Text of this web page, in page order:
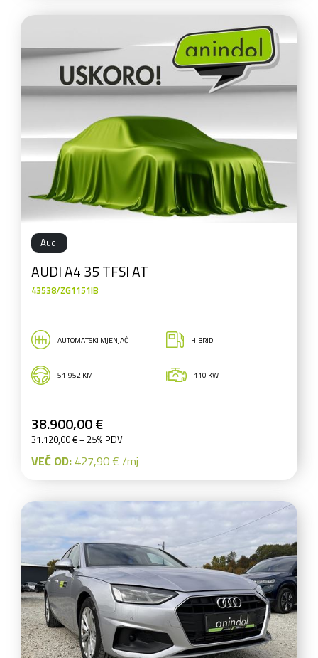
Audi
AUDI A4 35 TFSI AT
43538/ZG1151IB
AUTOMATSKI MJENJAČ HIBRID
51.952 KM 110 KW
38.900,00 €
31.120,00 € + 25% PDV
VEĆ OD: 427,90 € /mj